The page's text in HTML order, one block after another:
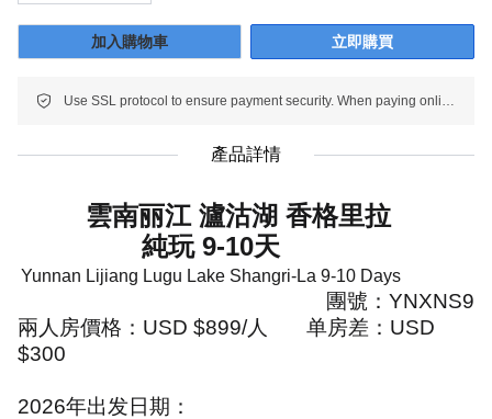
加入購物車 立即購買
Use SSL protocol to ensure payment security. When paying online, your payment information is protected.
產品詳情
雲南丽江 瀘沽湖 香格里拉
純玩 9-10天
Yunnan Lijiang Lugu Lake Shangri-La 9-10 Days
團號： YNXNS9
兩人房價格： USD $899/人 单房差： USD
$300
2026年出发日期：